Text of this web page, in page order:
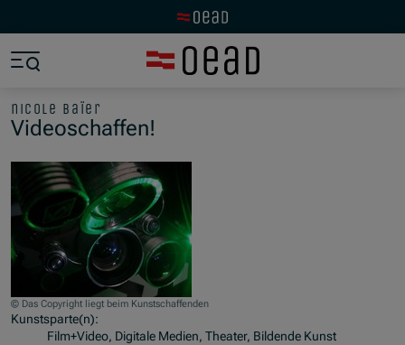
nicole baïer
Videoschaffen!
© Das Copyright liegt beim Kunstschaffenden
Kunstsparte(n):
Film+Video, Digitale Medien, Theater, Bildende Kunst